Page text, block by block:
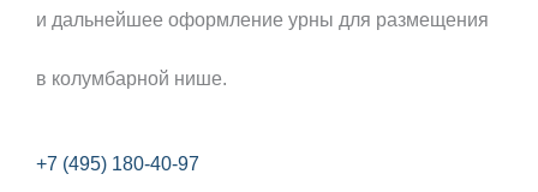
и дальнейшее оформление урны для размещения
в колумбарной нише.
+7 (495) 180-40-97